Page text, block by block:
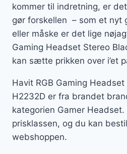
kommer til indretning, er
gør forskellen – som et nyt
eller måske er det lige
Gaming Headset Stereo
kan sætte prikken over i’et
Havit RGB Gaming
H2232D er fra brandet
kategorien Gamer
prisklassen, og du kan
webshoppen.